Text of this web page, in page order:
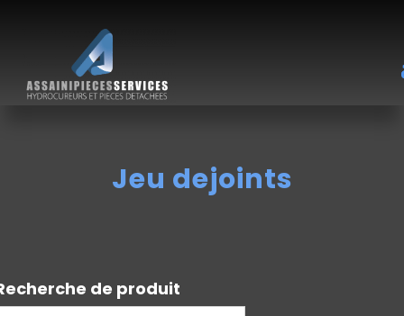
Jeu dejoints
de produit